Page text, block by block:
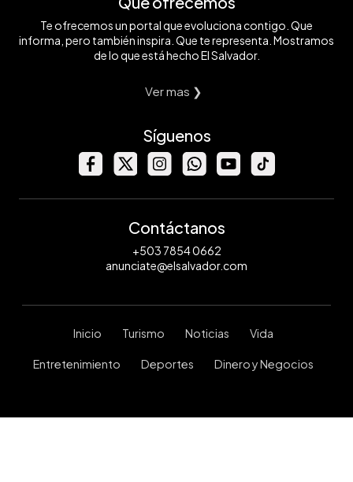
Te ofrecemos un portal que evoluciona contigo. Que
informa, pero también inspira. Que te representa. Mostramos
de lo que está hecho El Salvador.
Ver mas ❯
Síguenos
Contáctanos
+503 7854 0662
anunciate@elsalvador.com
Inicio Turismo Noticias Vida
Entretenimiento Deportes Dinero y Negocios